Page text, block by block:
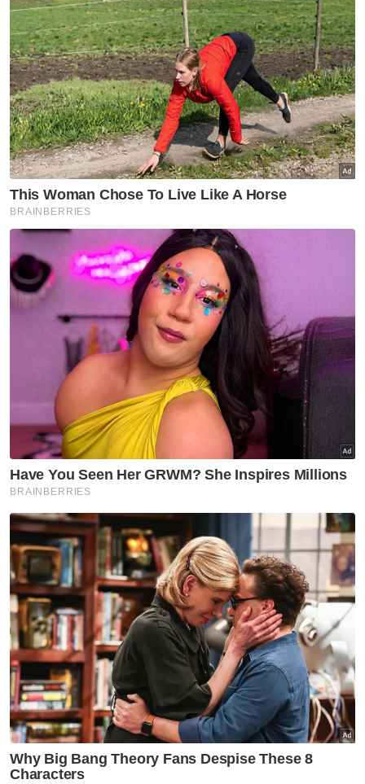
mencari dan merebut peluang memulakan
perniagaan, sekali gus memanfaatkan
sumber pendapatan baharu untuk
kelangsungan hidup.
Tambahnya, program hasil kerjasama
dengan Pertubuhan Pembangunan Pertiwi,
Belia dan Kemanusiaan Malaysia itu turut
membabitkan penyertaan peserta dalam
kalangan waris anak bekas anggota tentera.
Artikel Berkaitan:
PM umum tambahan geran iTekad RM6 juta bantu
usahawan PMKS
FELDA bantu usahawan kembangkan bisnes
Platform Integrasi Halal bantu usahawan ke
peringkat global
Muat turun aplikasi Sinar Harian. Klik di sini!
Usahawan
Artikel Disyorkan
Utara
MBPP biayai pemeriksaan
bangunan warisan, elak insiden
runtuhan berulang
Seorang wakil MIC bertaraf